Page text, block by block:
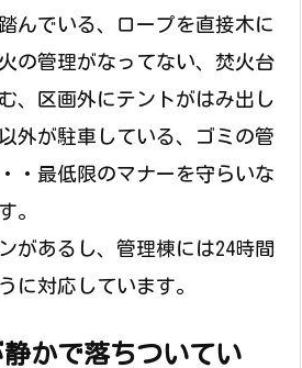
んでいる、ロープを直接木に
の管理がなってない、焚火台
、区画外にテントがはみ出し
外が駐車している、ゴミの管
・最低限のマナーを守らいな
。
があるし、管理棟には24時間
に対応しています。
かで落ちついてい